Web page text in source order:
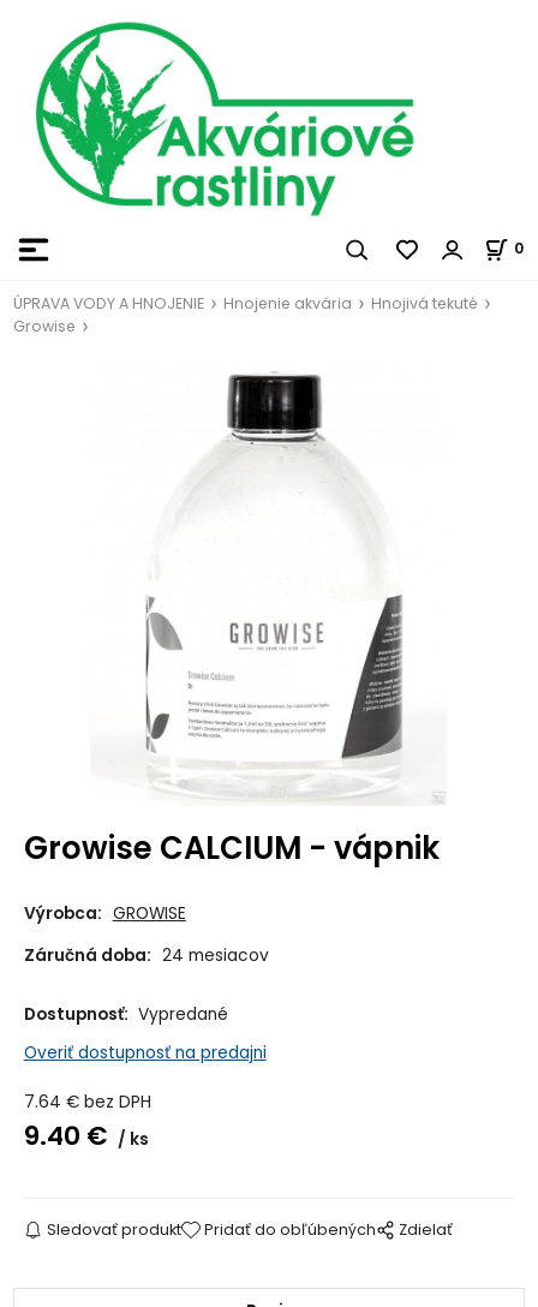
0
ÚPRAVA VODY A HNOJENIE Hnojenie akvária
Hnojivá tekuté
Growise
Growise CALCIUM - vápnik
Výrobca: GROWISE
Záručná doba: 24 mesiacov
Dostupnosť: Vypredané
Overiť dostupnosť na predajni
7.64 € bez DPH
9.40 € ks
Sledovať produkt Pridať do obľúbených Zdielať